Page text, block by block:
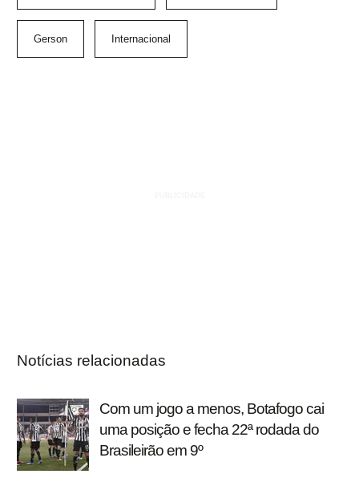
Gerson Internacional
Notícias relacionadas
Com um jogo a menos, Botafogo cai
uma posição e fecha 22ª rodada do
Brasileirão em 9º